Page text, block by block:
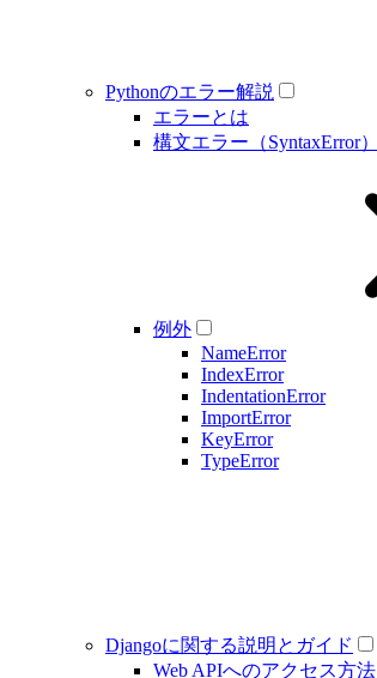
Pythonのエラー解説
エラーとは
構文エラー（SyntaxError）
例外
NameError
IndexError
IndentationError
ImportError
KeyError
TypeError
Djangoに関する説明とガイド
Web APIへのアクセス方法